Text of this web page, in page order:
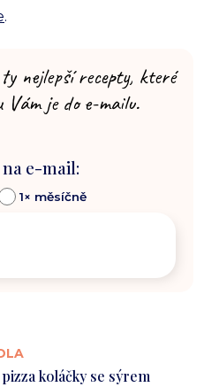
.
nejlepší recepty, které
Vám je do e-mailu.
e-mail:
1× měsíčně
koláčky se sýrem